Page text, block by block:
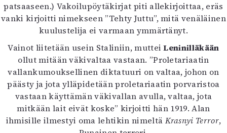
patsaaseen.) Vakoilupöytäkirjat piti allekirjoittaa, eräs
vanki kirjoitti nimekseen ”Tehty Juttu”, mitä venäläinen
kuulustelija ei varmaan ymmärtänyt.
Vainot liitetään usein Staliniin, mutteiLeninilläkään
ollut mitään väkivaltaa vastaan. ”Proletariaatin
vallankumouksellinen diktatuuri on valtaa, johon on
päästy ja jota ylläpidetään proletariaatin porvaristoa
vastaan käyttämän väkivallan avulla, valtaa, jota
mitkään lait eivät koske” kirjoitti hän 1919. Alan
ihmisille ilmestyi oma lehtikin nimeltä Krasnyi Terror,